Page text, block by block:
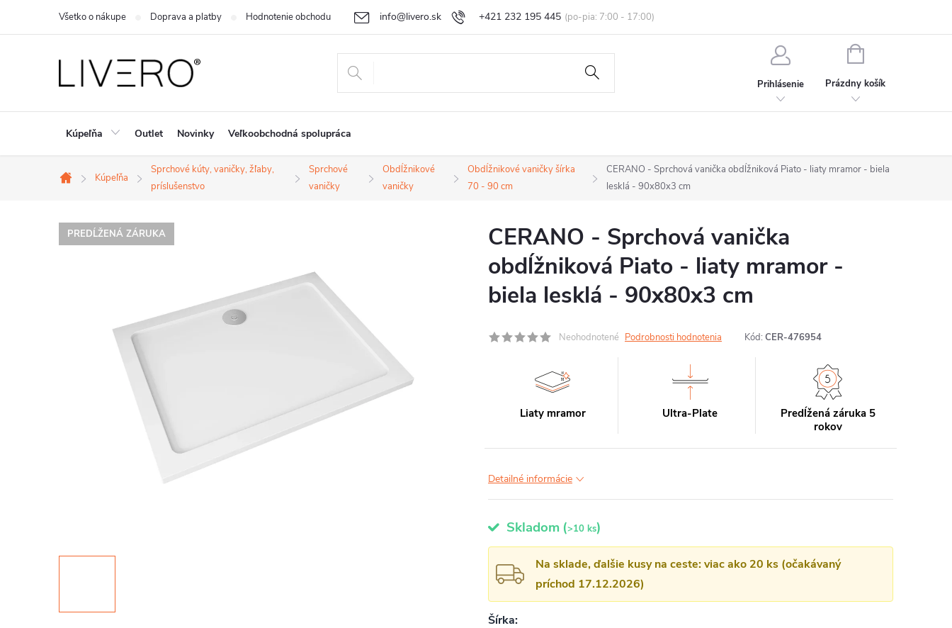
+421 232 195 445
info@livero.sk
Všetko o nákupe Doprava a platby Hodnotenie obchodu Vrátenie tovaru a reklamácia Obchodné podmienky Podmienky ochrany osobných údajov
Prihlásenie
NÁKUPNÝ
Prázdny košík
Kúpeľňa Outlet Novinky Veľkoobchodná spolupráca
Domov
Kúpeľňa
Sprchové kúty, vaničky, žľaby,
príslušenstvo
Sprchové
vaničky
Obdĺžnikové
vaničky
Obdĺžnikové vaničky šírka
70 - 90 cm
CERANO - Sprchová vanička obdĺžniková Piato - liaty mramor - biela
lesklá - 90x80x3 cm
PREDĹŽENÁ ZÁRUKA
CERANO - Sprchová vanička
obdĺžniková Piato - liaty mramor -
biela lesklá - 90x80x3 cm
Neohodnotené Podrobnosti hodnotenia Kód: CER-476954
Liaty mramor Ultra-Plate
Predĺžená záruka 5
rokov
Detailné informácie
Skladom (>10 ks)
Na sklade, ďalšie kusy na ceste: viac ako 20 ks (očakávaný
príchod 17.12.2026)